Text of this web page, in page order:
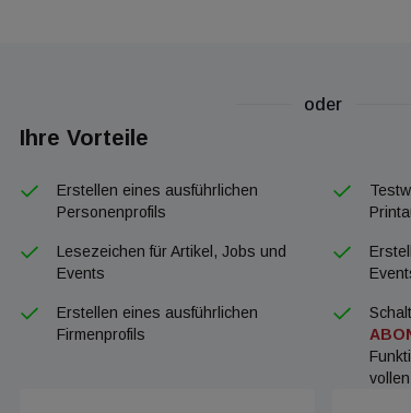
oder
Ihre Vorteile
Erstellen eines ausführlichen
Personenprofils
Lesezeichen für Artikel, Jobs und
Events
Erstellen eines ausführlichen
Firmenprofils